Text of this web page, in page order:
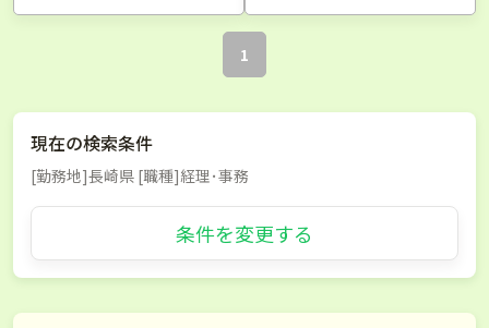
1
現在の検索条件
[勤務地]長崎県 [職種]経理･事務
条件を変更する